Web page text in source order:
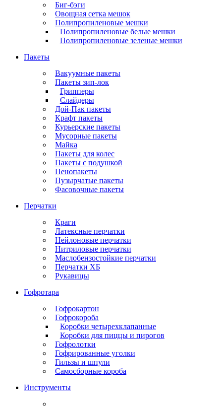
Биг-бэги
Овощная сетка мешок
Полипропиленовые мешки
Полипропиленовые белые мешки
Полипропиленовые зеленые мешки
Пакеты
Вакуумные пакеты
Пакеты зип-лок
Грипперы
Слайдеры
Дой-Пак пакеты
Крафт пакеты
Курьерские пакеты
Мусорные пакеты
Майка
Пакеты для колес
Пакеты с подушкой
Пенопакеты
Пузырчатые пакеты
Фасовочные пакеты
Перчатки
Краги
Латексные перчатки
Нейлоновые перчатки
Нитриловые перчатки
Маслобензостойкие перчатки
Перчатки ХБ
Рукавицы
Гофротара
Гофрокартон
Гофрокороба
Коробки четырехклапанные
Коробки для пиццы и пирогов
Гофролотки
Гофрированные уголки
Гильзы и шпули
Самосборные короба
Инструменты